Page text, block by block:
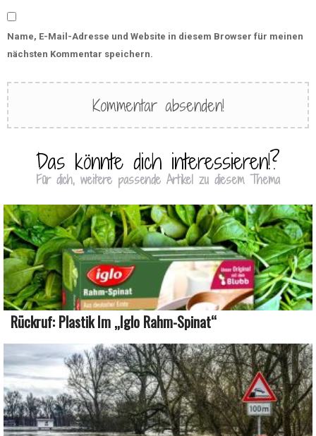
Name, E-Mail-Adresse und Website in diesem Browser für meinen
nächsten Kommentar speichern.
Das könnte dich interessieren!?
Für dich, weitere passende Artikel zu diesem Thema
Rückruf: Plastik Im „iglo Rahm-Spinat“